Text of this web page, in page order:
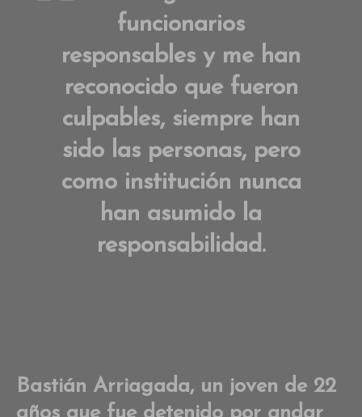
funcionarios
responsables y me han
reconocido que fueron
culpables, siempre han
sido las personas, pero
como institución nunca
han asumido la
responsabilidad.
Bastián Arriagada, un joven de 22